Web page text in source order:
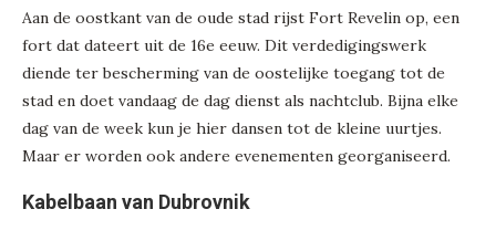
Aan de oostkant van de oude stad rijst Fort Revelin op, een
fort dat dateert uit de 16e eeuw. Dit verdedigingswerk
diende ter bescherming van de oostelijke toegang tot de
stad en doet vandaag de dag dienst als nachtclub. Bijna elke
dag van de week kun je hier dansen tot de kleine uurtjes.
Maar er worden ook andere evenementen georganiseerd.
Kabelbaan van Dubrovnik